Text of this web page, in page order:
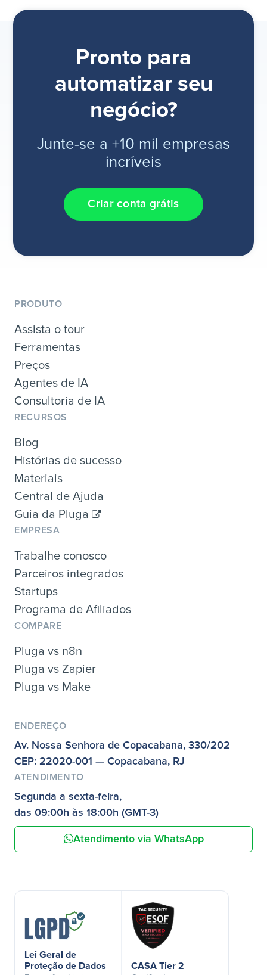
Pronto para
automatizar seu
negócio?
Junte-se a +10 mil empresas
incríveis
Criar conta grátis
PRODUTO
Assista o tour
Ferramentas
Preços
Agentes de IA
Consultoria de IA
RECURSOS
Blog
Histórias de sucesso
Materiais
Central de Ajuda
Guia da Pluga
EMPRESA
Trabalhe conosco
Parceiros integrados
Startups
Programa de Afiliados
COMPARE
Pluga vs n8n
Pluga vs Zapier
Pluga vs Make
ENDEREÇO
Av. Nossa Senhora de Copacabana, 330/202
CEP: 22020-001 — Copacabana, RJ
ATENDIMENTO
Segunda a sexta-feira,
das 09:00h às 18:00h (GMT-3)
Atendimento via WhatsApp
Lei Geral de
Proteção de Dados
CASA Tier 2